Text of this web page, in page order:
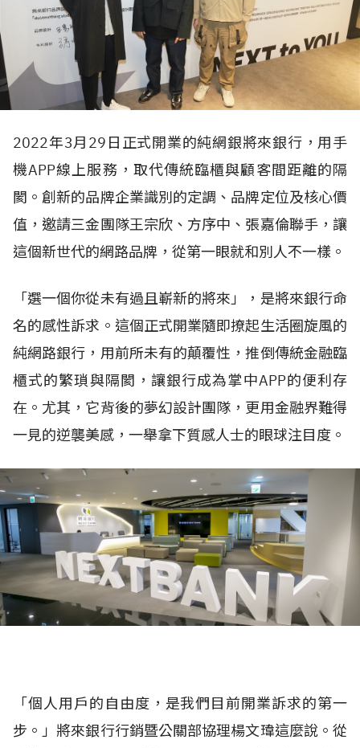
2022年3月29日正式開業的純網銀將來銀行，用手
機APP線上服務，取代傳統臨櫃與顧客間距離的隔
閡。創新的品牌企業識別的定調、品牌定位及核心價
值，邀請三金團隊王宗欣、方序中、張嘉倫聯手，讓
這個新世代的網路品牌，從第一眼就和別人不一樣。
「選一個你從未有過且嶄新的將來」，是將來銀行命
名的感性訴求。這個正式開業隨即撩起生活圈旋風的
純網路銀行，用前所未有的顛覆性，推倒傳統金融臨
櫃式的繁瑣與隔閡，讓銀行成為掌中APP的便利存
在。尤其，它背後的夢幻設計團隊，更用金融界難得
一見的逆襲美感，一舉拿下質感人士的眼球注目度。
「個人用戶的自由度，是我們目前開業訴求的第一
步。」將來銀行行銷暨公關部協理楊文瑋這麼說。從